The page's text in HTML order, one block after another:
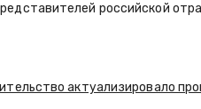
российской
актуализировало